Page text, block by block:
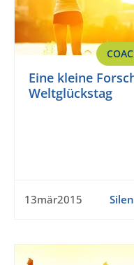
Eine kleine
Weltglückstag
13mär2015